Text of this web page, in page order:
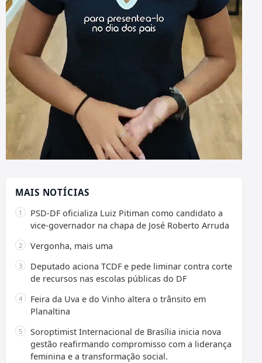
MAIS NOTÍCIAS
PSD-DF oficializa Luiz Pitiman como candidato a
vice-governador na chapa de José Roberto Arruda
Vergonha, mais uma
Deputado aciona TCDF e pede liminar contra corte
de recursos nas escolas públicas do DF
Feira da Uva e do Vinho altera o trânsito em
Planaltina
Soroptimist Internacional de Brasília inicia nova
gestão reafirmando compromisso com a liderança
feminina e a transformação social.